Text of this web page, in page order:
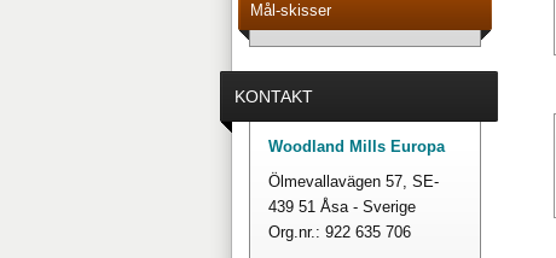
Mål-skisser
KONTAKT
Woodland Mills Europa
Ölmevallavägen 57, SE-
439 51 Åsa - Sverige
Org.nr.: 922 635 706